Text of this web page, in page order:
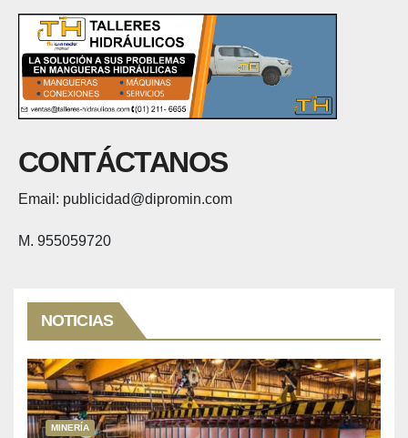
CONTÁCTANOS
Email: publicidad@dipromin.com
M. 955059720
NOTICIAS
MINERÍA